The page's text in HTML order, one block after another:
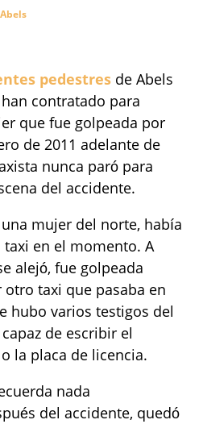
pedestres de Abels
contratado para
que fue golpeada por
de 2011 adelante de
nunca paró para
del accidente.
mujer del norte, había
en el momento. A
alejó, fue golpeada
taxi que pasaba en
hubo varios testigos del
de escribir el
la placa de licencia.
nada
del accidente, quedó